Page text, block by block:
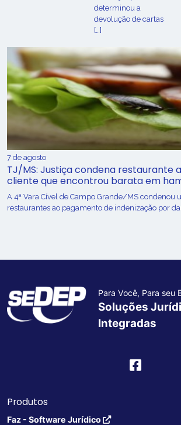
determinou a
devolução de cartas
[…]
7 de agosto
TJ/MS: Justiça condena restaurante
cliente que encontrou barata em
A 4ª Vara Cível de Campo Grande/MS condenou
restaurantes ao pagamento de indenização por
Para Você, Para seu
Soluções
Integradas
Produtos
Faz - Software Jurídico